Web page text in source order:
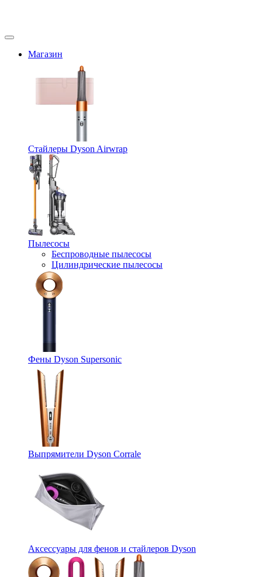
Магазин
Стайлеры Dyson Airwrap
Пылесосы
Беспроводные пылесосы
Цилиндрические пылесосы
Фены Dyson Supersonic
Выпрямители Dyson Corrale
Аксессуары для фенов и стайлеров Dyson